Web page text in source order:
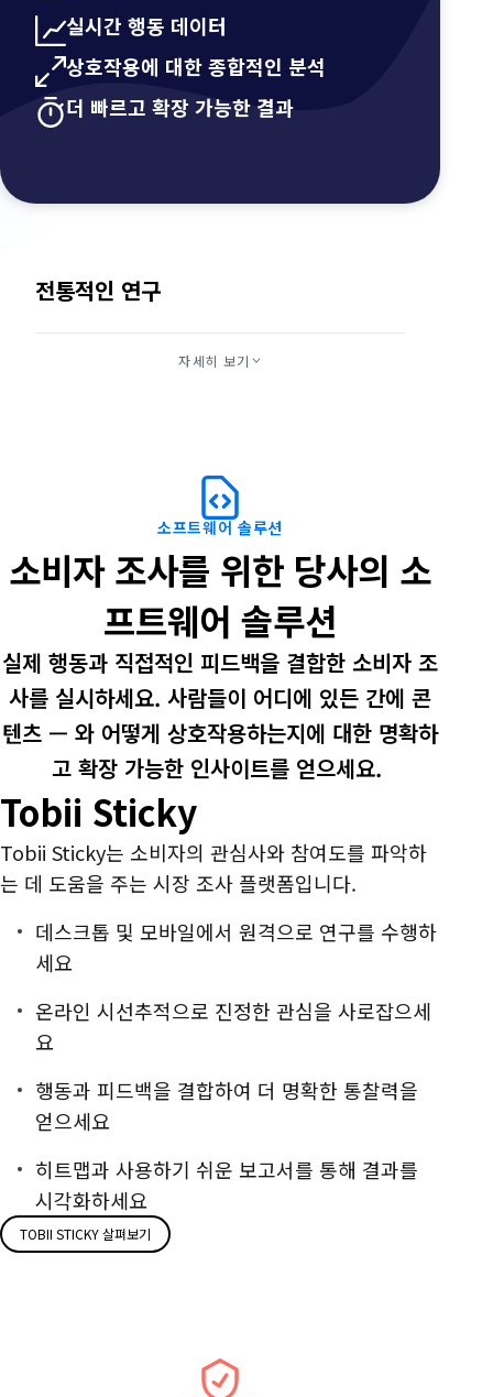
전통적인 연구
자세히 보기
실시간 행동 데이터
상호작용에 대한 종합적인 분석
더 빠르고 확장 가능한 결과
프
트
웨
어
솔
루
션
소프트웨어 솔루션
소비자 조사를 위한 당사의 소
프트웨어 솔루션
실제 행동과 직접적인 피드백을 결합한 소비자 조
사를 실시하세요. 사람들이 어디에 있든 간에 콘
텐츠 — 와 어떻게 상호작용하는지에 대한 명확하
고 확장 가능한 인사이트를 얻으세요.
Tobii Sticky
Tobii Sticky는 소비자의 관심사와 참여도를 파악하
는 데 도움을 주는 시장 조사 플랫폼입니다.
데스크톱 및 모바일에서 원격으로 연구를 수행하
세요
온라인 시선추적으로 진정한 관심을 사로잡으세
요
행동과 피드백을 결합하여 더 명확한 통찰력을
얻으세요
히트맵과 사용하기 쉬운 보고서를 통해 결과를
시각화하세요
TOBII STICKY 살펴보기